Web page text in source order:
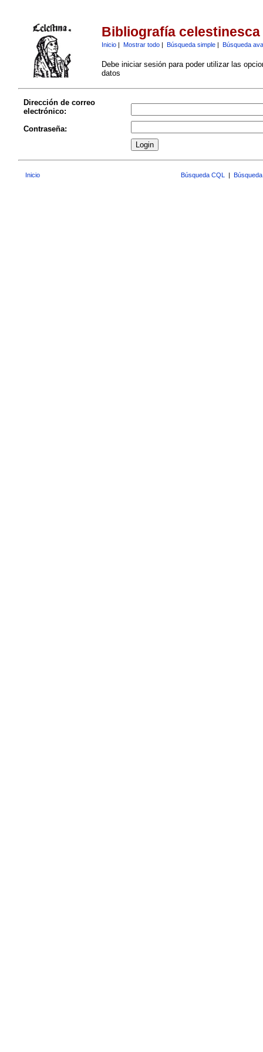
Bibliografía celestinesca
Inicio| Mostrar todo| Búsqueda simple| Búsqueda
Debe iniciar sesión para poder utilizar las
datos
Dirección de correo
electrónico:
Contraseña:
Inicio Búsqueda CQL |